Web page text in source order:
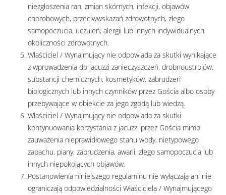
niezgłoszenia ran, zmian skórnych, infekcji, objawów
chorobowych, przeciwwskazań zdrowotnych, złego
samopoczucia, uczuleń, alergii lub innych indywidualnych
okoliczności zdrowotnych.
Właściciel / Wynajmujący nie odpowiada za skutki wynikające
z wprowadzenia do jacuzzi zanieczyszczeń, drobnoustrojów,
substancji chemicznych, kosmetyków, zabrudzeń
biologicznych lub innych czynników przez Gościa albo osoby
przebywające w obiekcie za jego zgodą lub wiedzą.
Właściciel / Wynajmujący nie odpowiada za skutki
kontynuowania korzystania z jacuzzi przez Gościa mimo
zauważenia nieprawidłowego stanu wody, nietypowego
zapachu, piany, zabrudzenia, awarii, złego samopoczucia lub
innych niepokojących objawów.
Postanowienia niniejszego regulaminu nie wyłączają ani nie
ograniczają odpowiedzialności Właściciela / Wynajmującego